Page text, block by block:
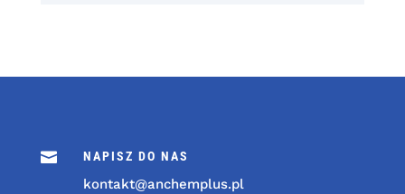
 NAPISZ DO NAS
kontakt@anchemplus.pl